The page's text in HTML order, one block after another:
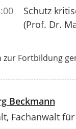
Schutz
(Prof. Dr.
Fortbildung
Beckmann
Fachanwalt